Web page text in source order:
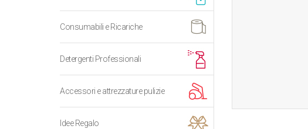
Consumabili e Ricariche
Detergenti Professionali
Accessori e attrezzature pulizie
Idee Regalo